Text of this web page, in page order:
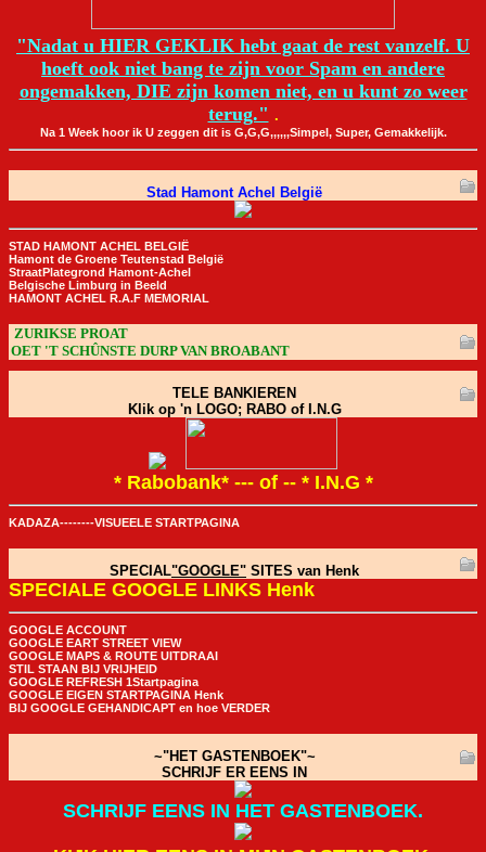
"Nadat u HIER GEKLIK hebt gaat de rest vanzelf. U
hoeft ook niet bang te zijn voor Spam en andere
ongemakken, DIE zijn komen niet, en u kunt zo weer
terug." .
Na 1 Week hoor ik U zeggen dit is G,G,G,,,,,,Simpel, Super, Gemakkelijk.
Stad Hamont Achel België
STAD HAMONT ACHEL BELGIË
Hamont de Groene Teutenstad België
StraatPlategrond Hamont-Achel
Belgische Limburg in Beeld
HAMONT ACHEL R.A.F MEMORIAL
ZURIKSE PROAT
OET 'T SCHÛNSTE DURP VAN BROABANT
TELE BANKIEREN
Klik op 'n LOGO; RABO of I.N.G
* Rabobank* --- of -- * I.N.G *
KADAZA--------VISUEELE STARTPAGINA
SPECIAL"GOOGLE" SITES van Henk
SPECIALE GOOGLE LINKS Henk
GOOGLE ACCOUNT
GOOGLE EART STREET VIEW
GOOGLE MAPS & ROUTE UITDRAAI
STIL STAAN BIJ VRIJHEID
GOOGLE REFRESH 1Startpagina
GOOGLE EIGEN STARTPAGINA Henk
BIJ GOOGLE GEHANDICAPT en hoe VERDER
~"HET GASTENBOEK"~
SCHRIJF ER EENS IN
SCHRIJF EENS IN HET GASTENBOEK.